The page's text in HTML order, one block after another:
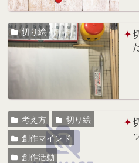
切り絵
考え方
切り絵
創作マインド
創作活動